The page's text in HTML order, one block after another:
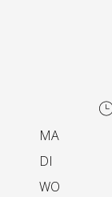
MA
DI
WO